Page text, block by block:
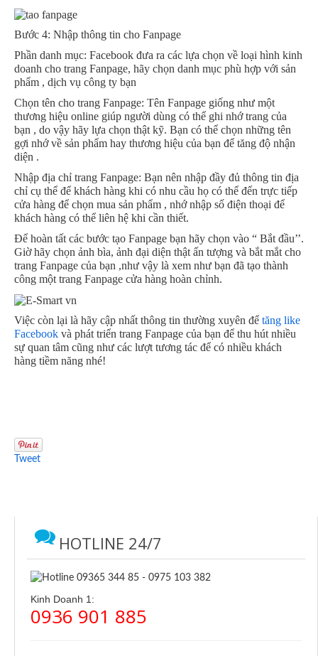
Bước 4: Nhập thông tin cho Fanpage
Phần danh mục: Facebook đưa ra các lựa chọn về loại hình kinh
doanh cho trang Fanpage, hãy chọn danh mục phù hợp với sản
phẩm , dịch vụ công ty bạn
Chọn tên cho trang Fanpage: Tên Fanpage giống như một
thương hiệu online giúp người dùng có thể ghi nhớ trang của
bạn , do vậy hãy lựa chọn thật kỹ. Bạn có thể chọn những tên
gợi nhớ về sản phẩm hay thương hiệu của bạn để tăng độ nhận
diện .
Nhập địa chỉ trang Fanpage: Bạn nên nhập đầy đủ thông tin địa
chỉ cụ thể để khách hàng khi có nhu cầu họ có thể đến trực tiếp
cửa hàng để chọn mua sản phẩm , nhớ nhập số điện thoại để
khách hàng có thể liên hệ khi cần thiết.
Để hoàn tất các bước tạo Fanpage bạn hãy chọn vào “ Bắt đầu’’.
Giờ hãy chọn ảnh bìa, ảnh đại diện thật ấn tượng và bắt mắt cho
trang Fanpage của bạn ,như vậy là xem như bạn đã tạo thành
công một trang Fanpage cửa hàng hoàn chỉnh.
Việc còn lại là hãy cập nhất thông tin thường xuyên để tăng like
Facebook và phát triển trang Fanpage của bạn để thu hút nhiều
sự quan tâm cũng như các lượt tương tác để có nhiều khách
hàng tiềm năng nhé!
Tweet
HOTLINE 24/7
Kinh Doanh 1:
0936 901 885